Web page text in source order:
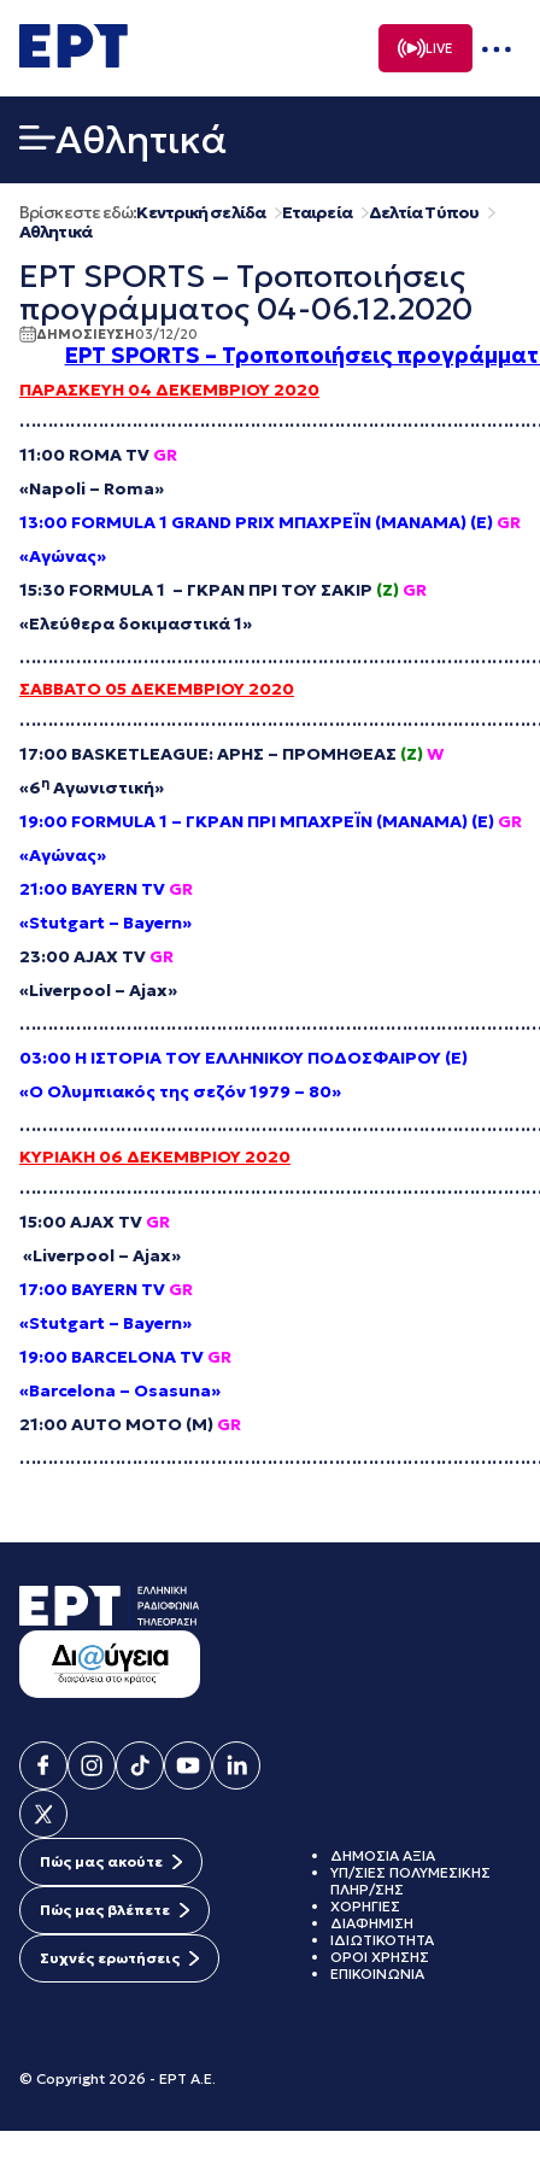
σε
περιεχόμενο
LIVE
Αθλητικά
Βρίσκεστε εδώ:Κεντρική σελίδα Εταιρεία
Δελτία Τύπου
Αθλητικά
ΕΡΤ SPORTS – Τροποποιήσεις
προγράμματος 04-06.12.2020
ΔΗΜΟΣΙΕΥΣΗ03/12/20
ΕΡΤ SPORTS – Τροποποιήσεις
ΠΑΡΑΣΚΕΥΗ 04 ΔΕΚΕΜΒΡΙΟΥ 2020
11:00 ROMA TV GR
«Napoli – Roma»
13:00 FORMULA 1 GRAND PRIX ΜΠΑΧΡΕΪΝ (ΜΑΝΑΜΑ) (Ε) GR
«Αγώνας»
15:30 FORMULA1 – ΓΚΡΑΝ ΠΡΙ ΤΟΥ ΣΑΚΙΡ (Ζ) GR
«Ελεύθερα δοκιμαστικά 1»
ΣΑΒΒΑΤΟ 05 ΔΕΚΕΜΒΡΙΟΥ 2020
17:00 BASKETLEAGUE: ΑΡΗΣ – ΠΡΟΜΗΘΕΑΣ (Ζ)W
«6η Αγωνιστική»
19:00 FORMULA1 – ΓΚΡΑΝ ΠΡΙ ΜΠΑΧΡΕΪΝ (ΜΑΝΑΜΑ) (Ε) GR
«Αγώνας»
21:00 BAYERN TV GR
«Stutgart – Bayern»
23:00ΑJAX TV GR
«Liverpool – Ajax»
03:00 H ΙΣΤΟΡΙΑ ΤΟΥ ΕΛΛΗΝΙΚΟΥ ΠΟΔΟΣΦΑΙΡΟΥ (Ε)
«Ο Ολυμπιακός της σεζόν 1979 – 80»
ΚΥΡΙΑΚΗ 06 ΔΕΚΕΜΒΡΙΟΥ 2020
15:00 AJAX TV GR
«Liverpool – Ajax»
17:00 BAYERN TV GR
«Stutgart – Bayern»
19:00 BARCELONA TV GR
«Barcelona – Osasuna»
21:00 AUTO MOTO (M) GR
Πώς μας ακούτε
Πώς μας βλέπετε
Συχνές ερωτήσεις
© Copyright 2026 - ΕΡΤ Α.Ε.
ΔΗΜΟΣΙΑ ΑΞΙΑ
ΥΠ/ΣΙΕΣ ΠΟΛΥΜΕΣΙΚΗΣ
ΠΛΗΡ/ΣΗΣ
ΧΟΡΗΓΙΕΣ
ΔΙΑΦΗΜΙΣΗ
ΙΔΙΩΤΙΚΟΤΗΤΑ
ΟΡΟΙ ΧΡΗΣΗΣ
ΕΠΙΚΟΙΝΩΝΙΑ